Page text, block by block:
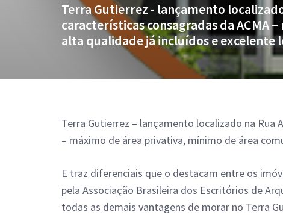
Terra Gutierrez - lançamento
características consagradas da ACMA
alta qualidade já incluídos e excelente
Terra Gutierrez – lançamento localizado na Rua
– máximo de área privativa, mínimo de área
E traz diferenciais que o destacam entre os
pela Associação Brasileira dos Escritórios de
todas as demais vantagens de morar no Terra